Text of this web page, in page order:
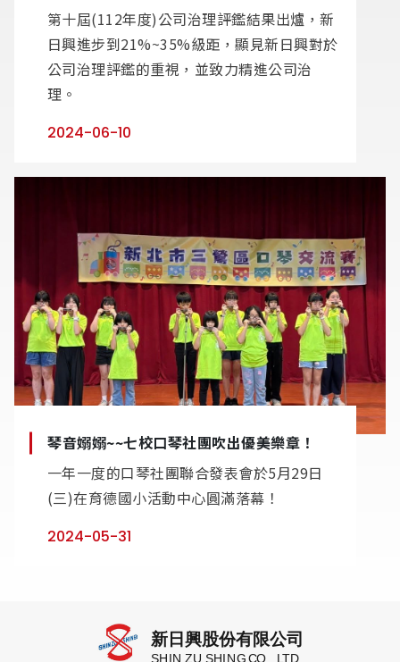
第十屆(112年度)公司治理評鑑結果出爐，新
日興進步到21%~35%級距，顯見新日興對於
公司治理評鑑的重視，並致力精進公司治
理。
2024-06-10
琴音嫋嫋~~七校口琴社團吹出優美樂章！
一年一度的口琴社團聯合發表會於5月29日
(三)在育德國小活動中心圓滿落幕！
2024-05-31